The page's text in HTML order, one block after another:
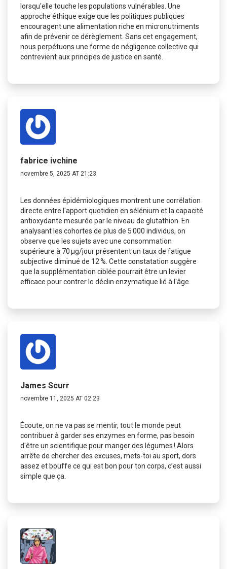
lorsqu'elle touche les populations vulnérables. Une
approche éthique exige que les politiques publiques
encouragent une alimentation riche en micronutriments
afin de prévenir ce dérèglement. Sans cet engagement,
nous perpétuons une forme de négligence collective qui
contrevient aux principes de justice en santé.
fabrice ivchine
novembre 5, 2025 AT 21:23
Les données épidémiologiques montrent une corrélation
directe entre l'apport quotidien en sélénium et la capacité
antioxydante mesurée par le niveau de glutathion. En
analysant les cohortes de plus de 5 000 individus, on
observe que les sujets avec une consommation
supérieure à 70 µg/jour présentent un taux de fatigue
subjective diminué de 12 %. Cette constatation suggère
que la supplémentation ciblée pourrait être un levier
efficace pour contrer le déclin enzymatique lié à l'âge.
James Scurr
novembre 11, 2025 AT 02:23
Écoute, on ne va pas se mentir, tout le monde peut
contribuer à garder ses enzymes en forme, pas besoin
d'être un scientifique pour manger des légumes ! Alors
arrête de chercher des excuses, mets-toi au sport, dors
assez et bouffe ce qui est bon pour ton corps, c’est aussi
simple que ça.